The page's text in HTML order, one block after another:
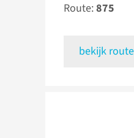
Route:875
bekijk route